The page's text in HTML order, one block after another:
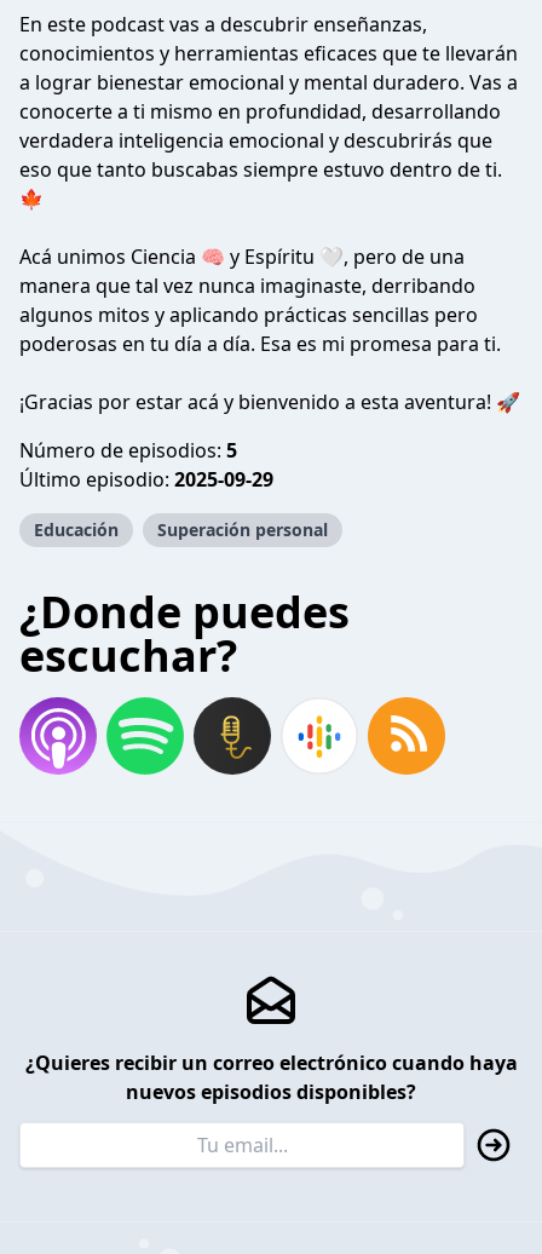
En este podcast vas a descubrir enseñanzas,
conocimientos y herramientas eficaces que te llevarán
a lograr bienestar emocional y mental duradero. Vas a
conocerte a ti mismo en profundidad, desarrollando
verdadera inteligencia emocional y descubrirás que
eso que tanto buscabas siempre estuvo dentro de ti.
🍁
Acá unimos Ciencia 🧠 y Espíritu 🤍, pero de una
manera que tal vez nunca imaginaste, derribando
algunos mitos y aplicando prácticas sencillas pero
poderosas en tu día a día. Esa es mi promesa para ti.
¡Gracias por estar acá y bienvenido a esta aventura! 🚀
Número de episodios: 5
Último episodio: 2025-09-29
Educación Superación personal
¿Donde puedes
escuchar?
¿Quieres recibir un correo electrónico cuando haya
nuevos episodios disponibles?